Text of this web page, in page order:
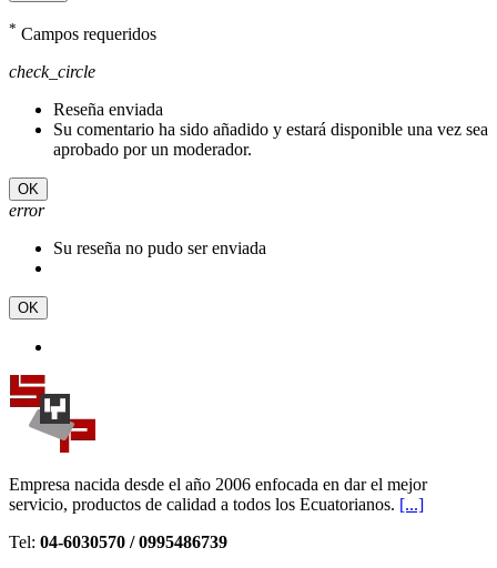
* Campos requeridos
check_circle
Reseña enviada
Su comentario ha sido añadido y estará disponible una vez sea
aprobado por un moderador.
OK
error
Su reseña no pudo ser enviada
OK
Empresa nacida desde el año 2006 enfocada en dar el mejor
servicio, productos de calidad a todos los Ecuatorianos. [...]
Tel: 04-6030570 / 0995486739